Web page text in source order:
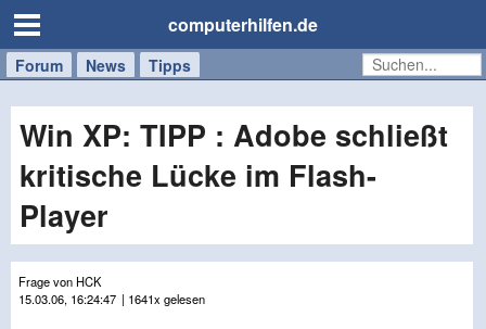
computerhilfen.de
Forum News Tipps
Handy
Tablet
Windows
Mac
Win XP: TIPP : Adobe schließt
kritische Lücke im Flash-
Player
Frage von HCK
15.03.06, 16:24:47 | 1641x gelesen